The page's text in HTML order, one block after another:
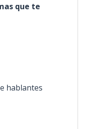
que te
hablantes